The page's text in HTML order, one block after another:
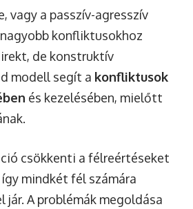
vagy a passzív-agresszív
konfliktusokhoz
de konstruktív
modell segít a konfliktusok
és kezelésében, mielőtt
csökkenti a félreértéseket
mindkét fél számára
jár. A problémák megoldása